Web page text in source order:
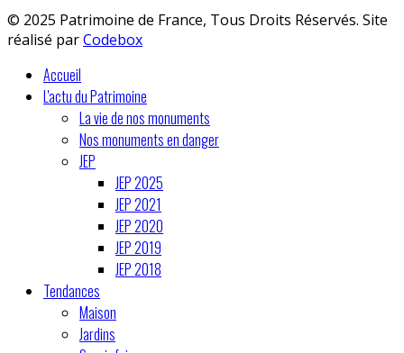
© 2025 Patrimoine de France, Tous Droits Réservés. Site
réalisé parCodebox
Accueil
L'actu du Patrimoine
La vie de nos monuments
Nos monuments en danger
JEP
JEP 2025
JEP 2021
JEP 2020
JEP 2019
JEP 2018
Tendances
Maison
Jardins